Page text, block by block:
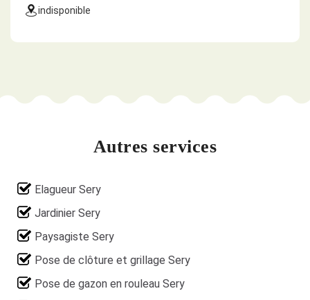
indisponible
Autres services
Elagueur Sery
Jardinier Sery
Paysagiste Sery
Pose de clôture et grillage Sery
Pose de gazon en rouleau Sery